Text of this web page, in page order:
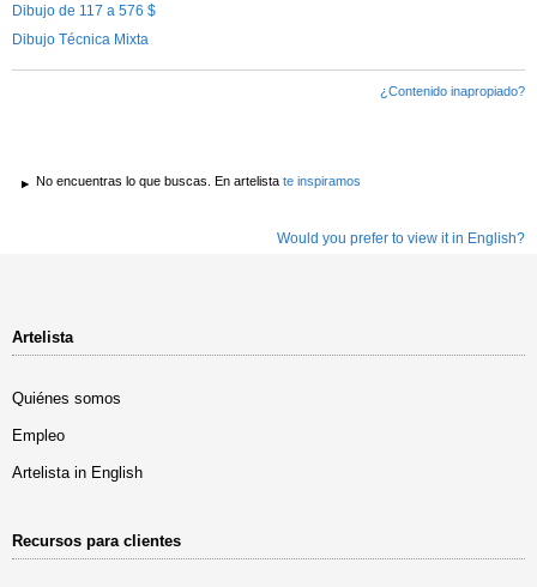
Dibujo de 117 a 576 $
Dibujo Técnica Mixta
¿Contenido inapropiado?
No encuentras lo que buscas. En artelista te inspiramos
Would you prefer to view it in English?
Artelista
Quiénes somos
Empleo
Artelista in English
Recursos para clientes